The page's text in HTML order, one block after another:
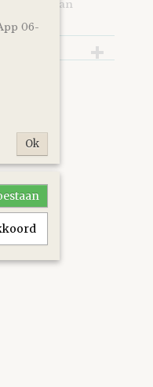
de site van
06-
Ok